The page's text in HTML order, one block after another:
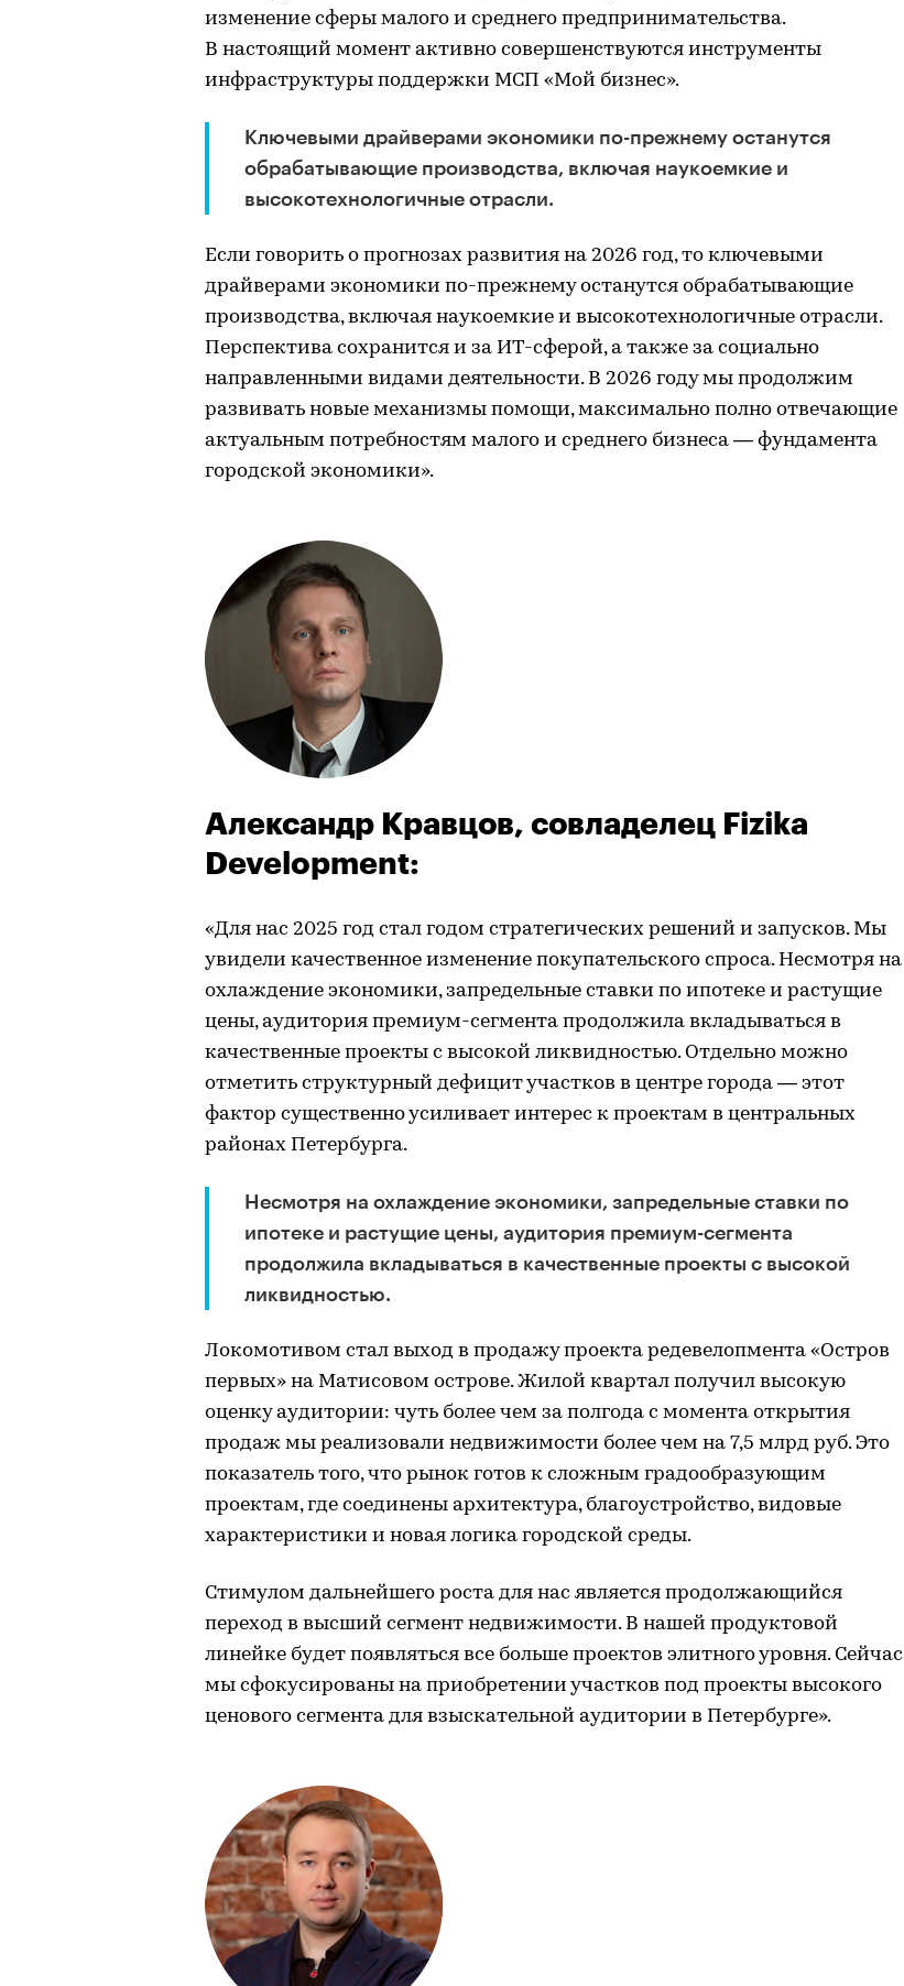
изменение сферы малого и среднего предпринимательства.
В настоящий момент активно совершенствуются инструменты
инфраструктуры поддержки МСП «Мой бизнес».
Ключевыми драйверами экономики по-прежнему останутся
обрабатывающие производства, включая наукоемкие и
высокотехнологичные отрасли.
Если говорить о прогнозах развития на 2026 год, то ключевыми
драйверами экономики по-прежнему останутся обрабатывающие
производства, включая наукоемкие и высокотехнологичные отрасли.
Перспектива сохранится и за ИТ-сферой, а также за социально
направленными видами деятельности. В 2026 году мы продолжим
развивать новые механизмы помощи, максимально полно отвечающие
актуальным потребностям малого и среднего бизнеса — фундамента
городской экономики».
Александр Кравцов, совладелец Fizika
Development:
«Для нас 2025 год стал годом стратегических решений и запусков. Мы
увидели качественное изменение покупательского спроса. Несмотря на
охлаждение экономики, запредельные ставки по ипотеке и растущие
цены, аудитория премиум-сегмента продолжила вкладываться в
качественные проекты с высокой ликвидностью. Отдельно можно
отметить структурный дефицит участков в центре города — этот
фактор существенно усиливает интерес к проектам в центральных
районах Петербурга.
Несмотря на охлаждение экономики, запредельные ставки по
ипотеке и растущие цены, аудитория премиум-сегмента
продолжила вкладываться в качественные проекты с высокой
ликвидностью.
Локомотивом стал выход в продажу проекта редевелопмента «Остров
первых» на Матисовом острове. Жилой квартал получил высокую
оценку аудитории: чуть более чем за полгода с момента открытия
продаж мы реализовали недвижимости более чем на 7,5 млрд руб. Это
показатель того, что рынок готов к сложным градообразующим
проектам, где соединены архитектура, благоустройство, видовые
характеристики и новая логика городской среды.
Стимулом дальнейшего роста для нас является продолжающийся
переход в высший сегмент недвижимости. В нашей продуктовой
линейке будет появляться все больше проектов элитного уровня. Сейчас
мы сфокусированы на приобретении участков под проекты высокого
ценового сегмента для взыскательной аудитории в Петербурге».